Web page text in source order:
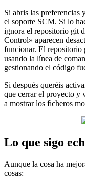
Si abris las preferencias
el soporte SCM. Si lo
ignora el repositorio git
Control» aparecen
funcionar. El repositorio
usando la línea de
gestionando el código
Si después queréis
que cerrar el proyecto y
a mostrar los ficheros
Lo que sigo
Aunque la cosa ha
cosas: